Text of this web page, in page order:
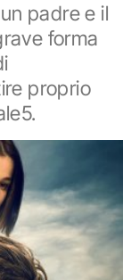
padre e il
forma
proprio